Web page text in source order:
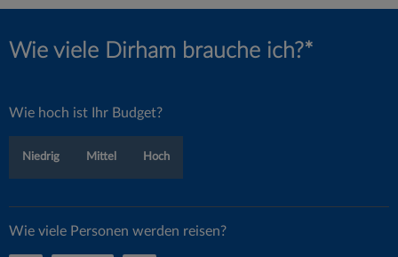
Wie viele Dirham brauche ich?*
Wie hoch ist Ihr Budget?
Niedrig Mittel Hoch
Wie viele Personen werden reisen?